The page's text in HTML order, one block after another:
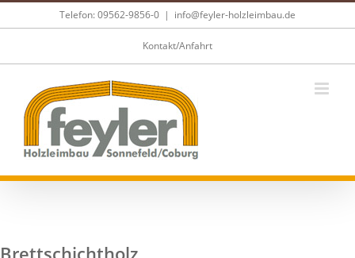
to
Telefon: 09562-9856-0 | info@feyler-holzleimbau.de
Kontakt/Anfahrt